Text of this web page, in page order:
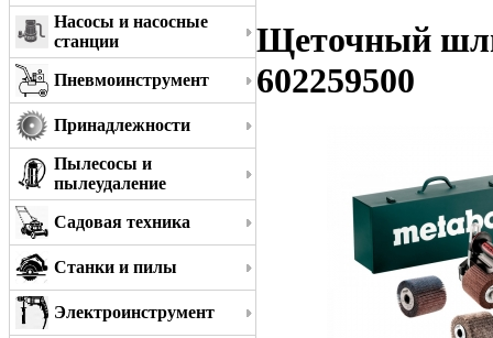
Насосы и насосные
станции
Пневмоинструмент
Принадлежности
Пылесосы и
пылеудаление
Садовая техника
Станки и пилы
Электроинструмент
Щеточный
602259500